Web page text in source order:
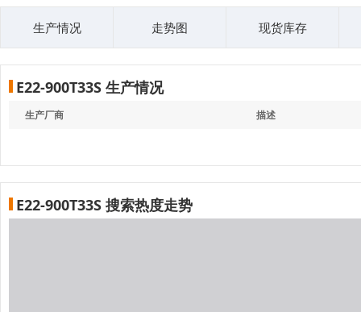
生产情况 走势图 现货库存
E22-900T33S 生产情况
生产厂商 描述
E22-900T33S 搜索热度走势